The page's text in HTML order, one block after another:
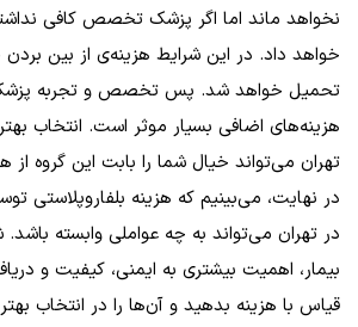
نخواهد ماند اما اگر پزشک تخصص کافی
خواهد داد. در این شرایط هزینه‌ی از بین
تحمیل خواهد شد. پس تخصص و تجربه
هزینه‌های اضافی بسیار موثر است. انتخاب
تهران می‌تواند خیال شما را بابت این گروه از
در نهایت، می‌بینیم که هزینه بلفاروپلاستی
در تهران می‌تواند به چه عواملی وابسته باشد.
بیمار، اهمیت بیشتری به ایمنی، کیفیت و
قیاس با هزینه بدهید و آن‌ها را در انتخاب